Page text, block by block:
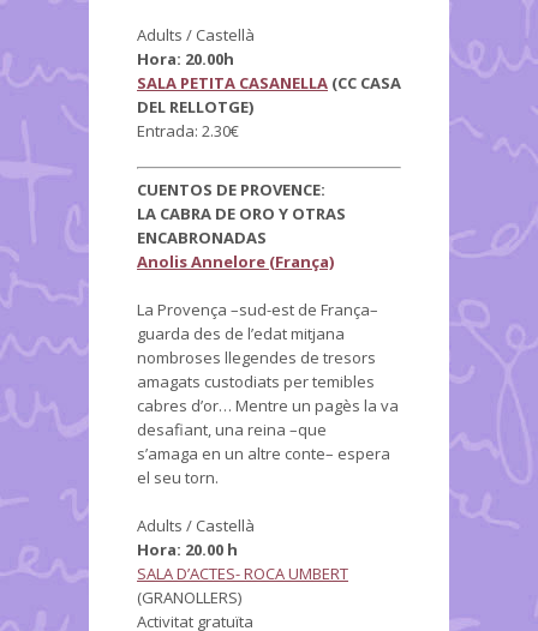
Adults / Castellà
Hora: 20.00h
SALA PETITA CASANELLA (CC CASA
DEL RELLOTGE)
Entrada: 2.30€
CUENTOS DE PROVENCE:
LA CABRA DE ORO Y OTRAS
ENCABRONADAS
Anolis Annelore (França)
La Provença –sud-est de França–
guarda des de l’edat mitjana
nombroses llegendes de tresors
amagats custodiats per temibles
cabres d’or… Mentre un pagès la va
desafiant, una reina –que
s’amaga en un altre conte– espera
el seu torn.
Adults / Castellà
Hora: 20.00 h
SALA D’ACTES- ROCA UMBERT
(GRANOLLERS)
Activitat gratuïta